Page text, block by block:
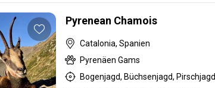
Pyrenean Chamois
Catalonia, Spanien
Pyrenäen Gams
Bogenjagd, Büchsenjagd, Pirschjagd